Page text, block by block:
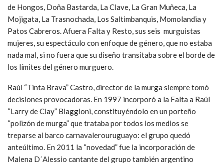
de Hongos, Doña Bastarda, La Clave, La Gran Muñeca, La
Mojigata, La Trasnochada, Los Saltimbanquis, Momolandia y
Patos Cabreros. Afuera Falta y Resto, sus seis murguistas
mujeres, su espectáculo con enfoque de género, que no estaba
nada mal, si no fuera que su diseño transitaba sobre el borde de
los límites del género murguero.
Raúl “Tinta Brava” Castro, director de la murga siempre tomó
decisiones provocadoras. En 1997 incorporó a la Falta a Raúl
“Larry de Clay” Biaggioni, constituyéndolo en un porteño
“polizón de murga” que trataba por todos los medios se
treparse al barco carnavalerouruguayo: el grupo quedó
anteúltimo. En 2011 la “novedad” fue la incorporación de
Malena D´Alessio cantante del grupo también argentino